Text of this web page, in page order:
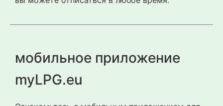
мобильное приложение
myLPG.eu